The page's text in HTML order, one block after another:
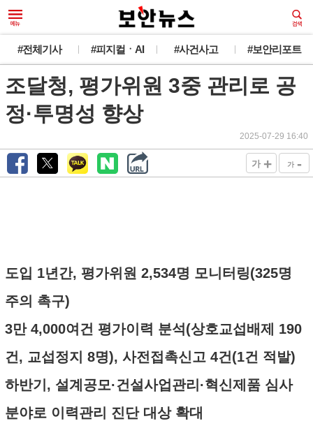
#전체기사 #피지컬ㆍAI #사건사고 #보안리포트
조달청, 평가위원 3중 관리로 공
정·투명성 향상
2025-07-29 16:40
가 + 가 -
도입 1년간, 평가위원 2,534명 모니터링(325명
주의 촉구)
3만 4,000여건 평가이력 분석(상호교섭배제 190
건, 교섭정지 8명), 사전접촉신고 4건(1건 적발)
하반기, 설계공모·건설사업관리·혁신제품 심사
분야로 이력관리 진단 대상 확대